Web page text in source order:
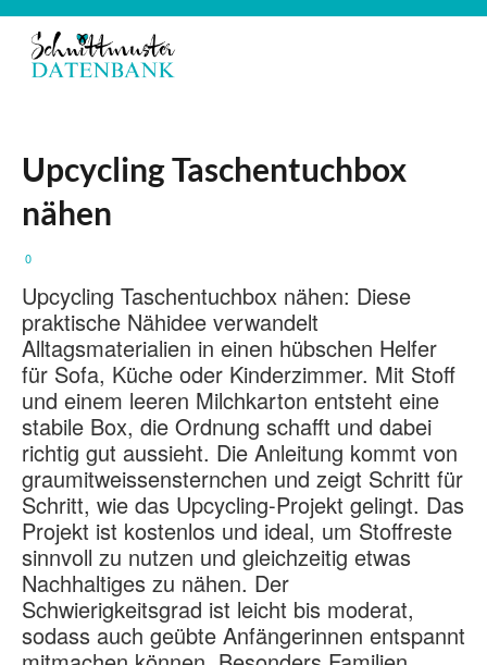
Upcycling Taschentuchbox
nähen
0
Upcycling Taschentuchbox nähen: Diese
praktische Nähidee verwandelt
Alltagsmaterialien in einen hübschen Helfer
für Sofa, Küche oder Kinderzimmer. Mit Stoff
und einem leeren Milchkarton entsteht eine
stabile Box, die Ordnung schafft und dabei
richtig gut aussieht. Die Anleitung kommt von
graumitweissensternchen und zeigt Schritt für
Schritt, wie das Upcycling-Projekt gelingt. Das
Projekt ist kostenlos und ideal, um Stoffreste
sinnvoll zu nutzen und gleichzeitig etwas
Nachhaltiges zu nähen. Der
Schwierigkeitsgrad ist leicht bis moderat,
sodass auch geübte Anfängerinnen entspannt